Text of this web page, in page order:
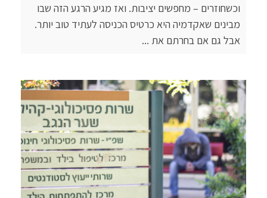
וכשחוזרים – מחפשים יציבות. ואז מגיע הרגע הזה שבו
מבינים שאקדמיה היא כרטיס הכניסה לעתיד טוב יותר.
אבל גם אם בחרתם את ...